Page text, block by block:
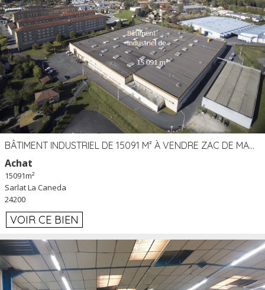
BÂTIMENT INDUSTRIEL DE 15091 M² À VENDRE ZAC DE MADRAZÈS À SARLAT (24)
Achat
15091m²
Sarlat La Caneda
24200
VOIR CE BIEN